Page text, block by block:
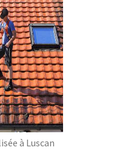
à Luscan